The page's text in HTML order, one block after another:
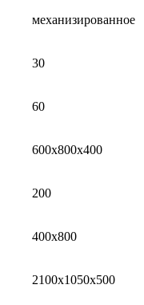
механизированное
30
60
600х800х400
200
400х800
2100х1050х500